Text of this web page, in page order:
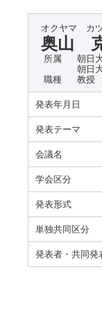
オクヤマ カ
奥山
所属
朝日
朝日
職種
教授
発表年月日
発表テーマ
会議名
学会区分
発表形式
単独共同区分
発表者・共同発